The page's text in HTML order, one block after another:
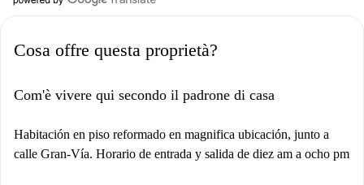
Cosa offre questa proprietà?
Com'è vivere qui secondo il padrone di casa
Habitación en piso reformado en magnifica ubicación, junto a
calle Gran-Vía. Horario de entrada y salida de diez am a ocho pm